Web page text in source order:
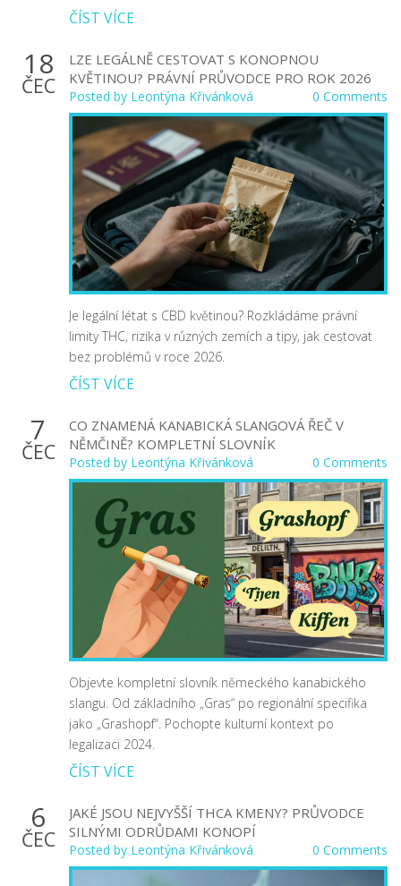
ČÍST VÍCE
18
ČEC
LZE LEGÁLNĚ CESTOVAT S KONOPNOU
KVĚTINOU? PRÁVNÍ PRŮVODCE PRO ROK 2026
Posted by Leontýna Křivánková 0 Comments
Je legální létat s CBD květinou? Rozkládáme právní
limity THC, rizika v různých zemích a tipy, jak cestovat
bez problémů v roce 2026.
ČÍST VÍCE
7
ČEC
CO ZNAMENÁ KANABICKÁ SLANGOVÁ ŘEČ V
NĚMČINĚ? KOMPLETNÍ SLOVNÍK
Posted by Leontýna Křivánková 0 Comments
Objevte kompletní slovník německého kanabického
slangu. Od základního „Gras“ po regionální specifika
jako „Grashopf“. Pochopte kulturní kontext po
legalizaci 2024.
ČÍST VÍCE
6
ČEC
JAKÉ JSOU NEJVYŠŠÍ THCA KMENY? PRŮVODCE
SILNÝMI ODRŮDAMI KONOPÍ
Posted by Leontýna Křivánková 0 Comments